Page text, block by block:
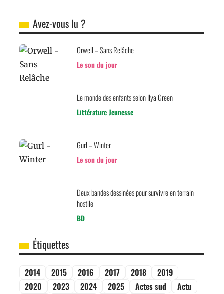
Avez-vous lu ?
Orwell – Sans Relâche
Le son du jour
Le monde des enfants selon Ilya Green
Littérature Jeunesse
Gurl – Winter
Le son du jour
Deux bandes dessinées pour survivre en terrain
hostile
BD
Étiquettes
2014 2015 2016 2017 2018
2019
2020
2023 2024 2025 Actes sud
Actu